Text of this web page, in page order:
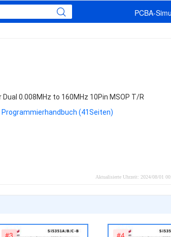
PCBA-
Dual 0.008MHz to 160MHz 10Pin MSOP T/R
Programmierhandbuch (41Seiten)
Aktualisierte Uhrzeit: 2024/08/01
#3 #4